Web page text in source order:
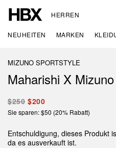
HERREN
NEUHEITEN MARKEN
MIZUNO SPORTSTYLE
Maharishi X
$250 $200
Sie sparen: $50 (20% Rabatt)
Entschuldigung, dieses Produkt
da es ausverkauft ist.